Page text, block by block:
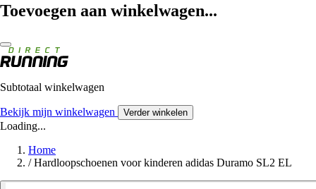
Toevoegen aan winkelwagen...
Subtotaal winkelwagen
Bekijk mijn winkelwagen Verder winkelen
Loading...
Home
/ Hardloopschoenen voor kinderen adidas Duramo SL2 EL